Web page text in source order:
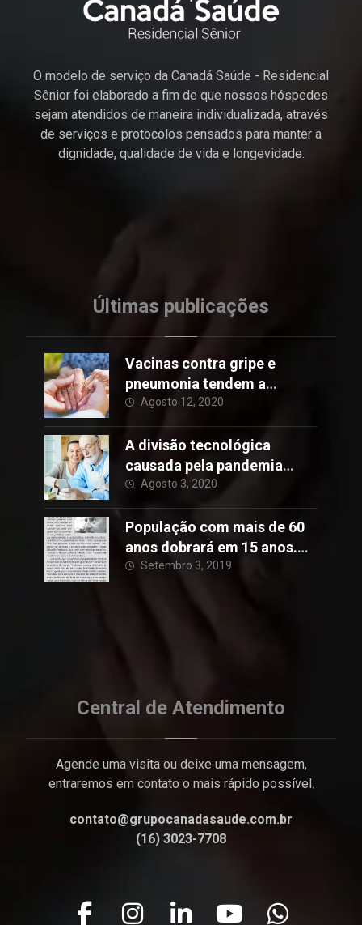
O modelo de serviço da Canadá Saúde - Residencial
Sênior foi elaborado a fim de que nossos hóspedes
sejam atendidos de maneira individualizada, através
de serviços e protocolos pensados para manter a
dignidade, qualidade de vida e longevidade.
Últimas publicações
Vacinas contra gripe e
pneumonia tendem a
reduzir o risco de Alzheimer
Agosto 12, 2020
A divisão tecnológica
causada pela pandemia
Covid-19
Agosto 3, 2020
População com mais de 60
anos dobrará em 15 anos.
Brasil está preparado para
Setembro 3, 2019
Central de Atendimento
Agende uma visita ou deixe uma mensagem,
entraremos em contato o mais rápido possível.
contato@grupocanadasaude.com.br
(16) 3023-7708